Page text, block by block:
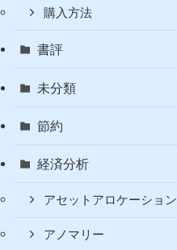
購入方法
書評
未分類
節約
経済分析
アセットアロケーション
アノマリー